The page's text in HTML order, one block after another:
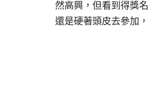
然高興，但看到得獎
還是硬著頭皮去參加